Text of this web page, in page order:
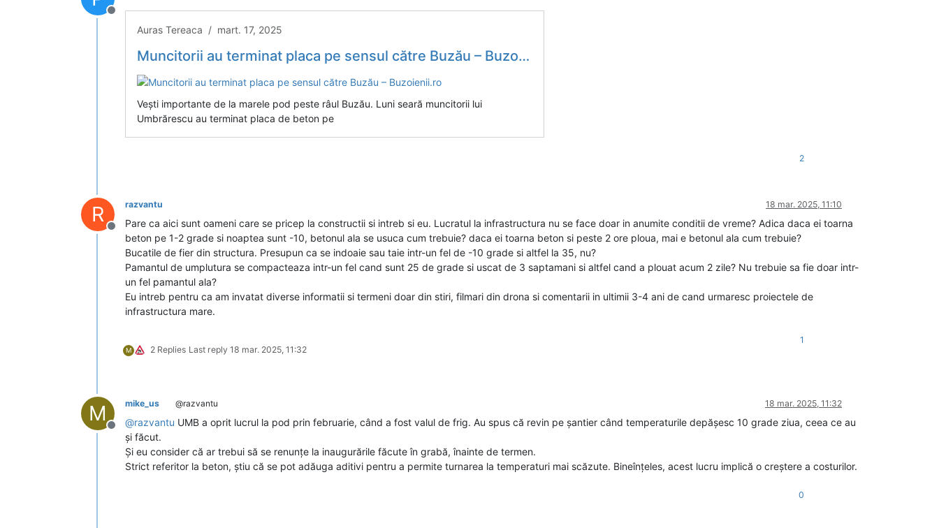
Deconectat
Auras Tereaca / mart. 17, 2025
Muncitorii au terminat placa pe sensul către Buzău – Buzoienii.ro
Vești importante de la marele pod peste râul Buzău. Luni seară muncitorii lui
Umbrărescu au terminat placa de beton pe
2
R
Deconectat
razvantu 18 mar. 2025, 11:10
Pare ca aici sunt oameni care se pricep la constructii si intreb si eu. Lucratul la infrastructura nu se face doar in anumite conditii de vreme? Adica daca ei toarna
beton pe 1-2 grade si noaptea sunt -10, betonul ala se usuca cum trebuie? daca ei toarna beton si peste 2 ore ploua, mai e betonul ala cum trebuie?
Bucatile de fier din structura. Presupun ca se indoaie sau taie intr-un fel de -10 grade si altfel la 35, nu?
Pamantul de umplutura se compacteaza intr-un fel cand sunt 25 de grade si uscat de 3 saptamani si altfel cand a plouat acum 2 zile? Nu trebuie sa fie doar intr-
un fel pamantul ala?
Eu intreb pentru ca am invatat diverse informatii si termeni doar din stiri, filmari din drona si comentarii in ultimii 3-4 ani de cand urmaresc proiectele de
infrastructura mare.
M 2 Replies Last reply 18 mar. 2025, 11:32
1
M
Deconectat
mike_us @razvantu 18 mar. 2025, 11:32
@razvantu UMB a oprit lucrul la pod prin februarie, când a fost valul de frig. Au spus că revin pe șantier când temperaturile depășesc 10 grade ziua, ceea ce au
și făcut.
Și eu consider că ar trebui să se renunțe la inaugurările făcute în grabă, înainte de termen.
Strict referitor la beton, știu că se pot adăuga aditivi pentru a permite turnarea la temperaturi mai scăzute. Bineînțeles, acest lucru implică o creștere a costurilor.
0